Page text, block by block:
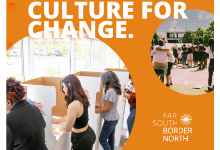
lun 1 ene 2024 - jue 19 sept 2024
Lugar
Varias comunidades objetivo en toda la región. Siga
nuestra pagina para mas informes!
Acerca
Comunidad
Far South/Border North es una colaboración regional
liderada por la ciudad de San Diego que apoya a artistas y
profesionales culturales que trabajan al servicio de la salud y
el bienestar de las comunidades. El programa de creación de